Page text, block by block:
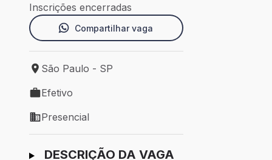
Inscrições encerradas
Compartilhar vaga
Local de trabalho: São Paulo - SP
São Paulo - SP
Tipo de vaga: Efetivo
Efetivo
Modelo de trabalho: Presencial
Presencial
Ir para candidatura
DESCRIÇÃO DA VAGA